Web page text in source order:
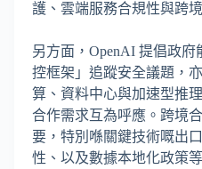
護、雲端服務合規性與跨
另方面，OpenAI 提倡政
控框架」追蹤安全議題，
算、資料中心與加速型推
合作需求互為呼應。跨境
要，特別喺關鍵技術嘅出
性、以及數據本地化政策